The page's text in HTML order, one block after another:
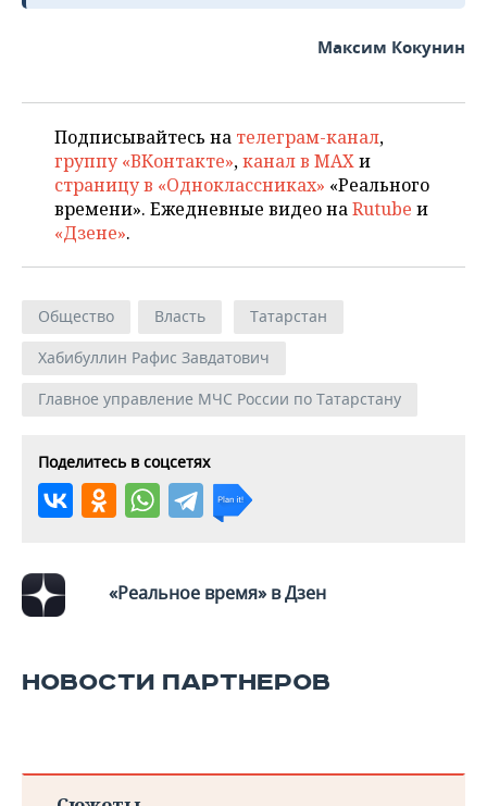
Максим Кокунин
Подписывайтесь на телеграм-канал,
группу «ВКонтакте»,канал в MAXи
страницу в «Одноклассниках» «Реального
времени». Ежедневные видео наRutube и
«Дзене».
Общество Власть
Татарстан
Хабибуллин Рафис Завдатович
Главное управление МЧС России по Татарстану
Поделитесь в соцсетях
«Реальное время» в Дзен
НОВОСТИ ПАРТНЕРОВ